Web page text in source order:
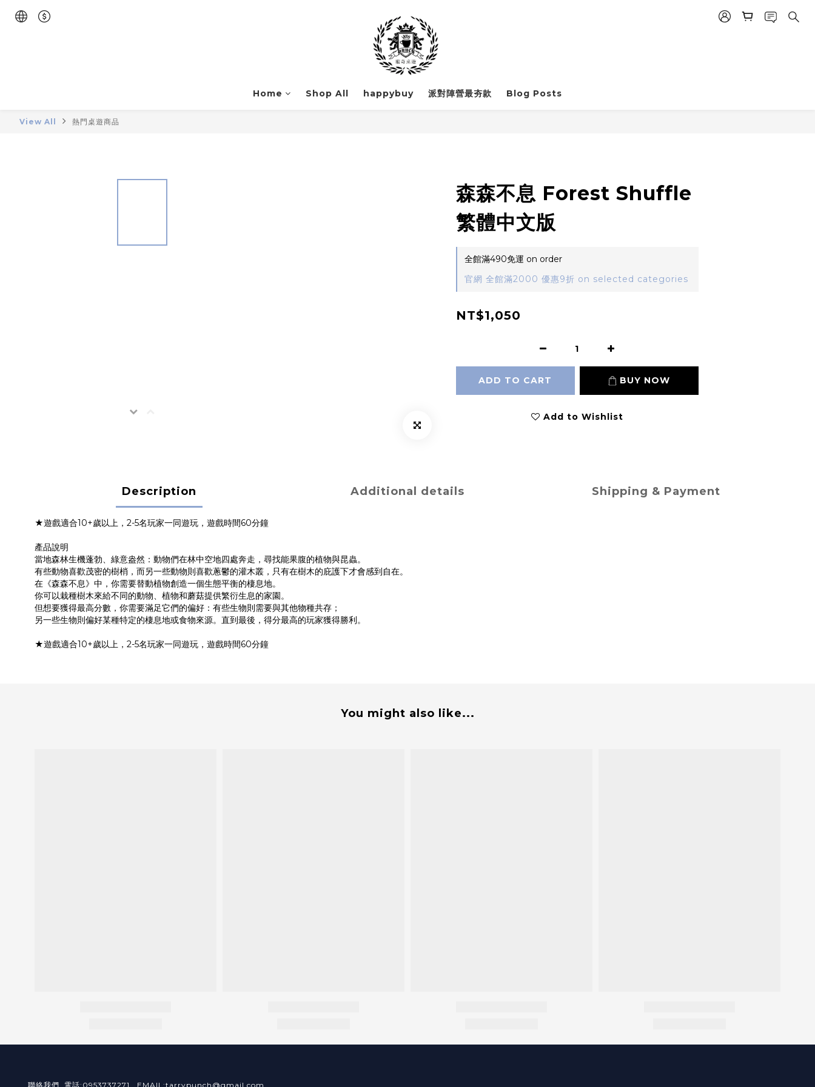
Home Shop All happybuy 派對陣營最夯款 Blog Posts
View All 熱門桌遊商品
森森不息 Forest Shuffle
繁體中文版
全館滿490免運 on order
官網 全館滿2000 優惠9折 on selected categories
NT$1,050
ADD TO CART BUY NOW
Add to Wishlist
Description Additional details Shipping & Payment
★遊戲適合10+歲以上，2-5名玩家一同遊玩，遊戲時間60分鐘
產品說明
當地森林生機蓬勃、綠意盎然：動物們在林中空地四處奔走，尋找能果腹的植物與昆蟲。
有些動物喜歡茂密的樹梢，而另一些動物則喜歡蔥鬱的灌木叢，只有在樹木的庇護下才會感到自在。
在《森森不息》中，你需要替動植物創造一個生態平衡的棲息地。
你可以栽種樹木來給不同的動物、植物和蘑菇提供繁衍生息的家園。
但想要獲得最高分數，你需要滿足它們的偏好：有些生物則需要與其他物種共存；
另一些生物則偏好某種特定的棲息地或食物來源。直到最後，得分最高的玩家獲得勝利。
★遊戲適合10+歲以上，2-5名玩家一同遊玩，遊戲時間60分鐘
You might also like...
聯絡我們 電話:0953737271 EMAIL:tarrypunch@gmail.com